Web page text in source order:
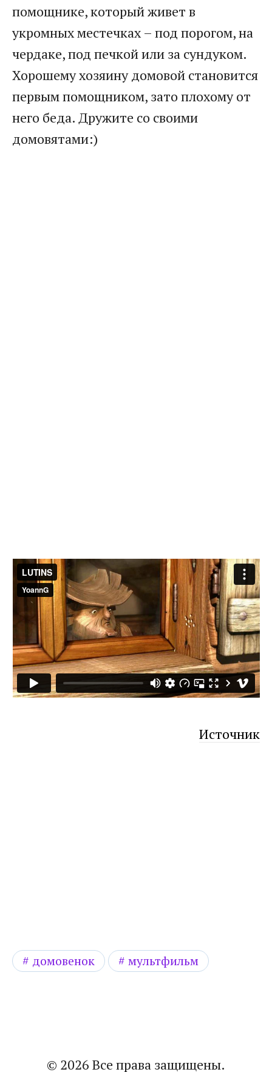
помощнике, который живет в
укромных местечках – под порогом, на
чердаке, под печкой или за сундуком.
Хорошему хозяину домовой становится
первым помощником, зато плохому от
него беда. Дружите со своими
домовятами:)
Источник
домовенок мультфильм
© 2026 Все права защищены.